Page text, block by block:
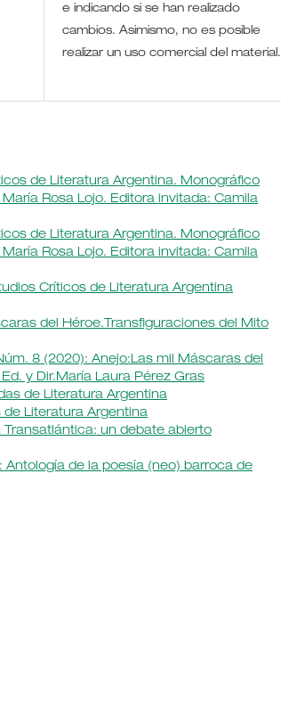
e indicando si se han realizado
cambios. Asimismo, no es posible
realizar un uso comercial del material.
de Literatura Argentina. Monográfico
Rosa Lojo. Editora invitada: Camila
de Literatura Argentina. Monográfico
Rosa Lojo. Editora invitada: Camila
Críticos de Literatura Argentina
del Héroe.Transfiguraciones del Mito
8 (2020): Anejo:Las mil Máscaras del
y Dir.María Laura Pérez Gras
de Literatura Argentina
de Literatura Argentina
Transatlántica: un debate abierto
Antología de la poesía (neo) barroca de